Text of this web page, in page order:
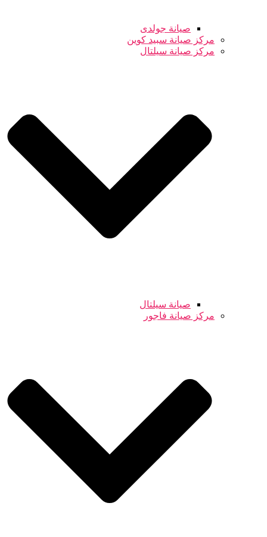
صيانة جولدى
مركز صيانة سبيد كوين
مركز صيانة سيلتال
صيانة سيلتال
مركز صيانة فاجور